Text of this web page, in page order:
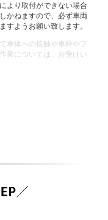
より取付ができない場合
かねますので、必ず車両
すようお願い致します。
車体への接触や車枠やフ
業については、お受けい